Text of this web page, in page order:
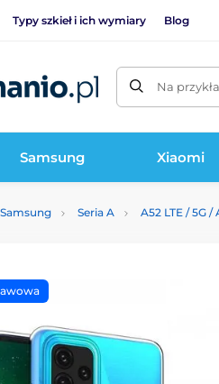
Typy szkieł i ich wymiary Blog
Na
Samsung Xiaomi
Samsung Seria A A52 LTE / 5G /